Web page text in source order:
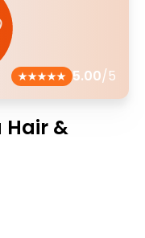
5.00/5
Hair &